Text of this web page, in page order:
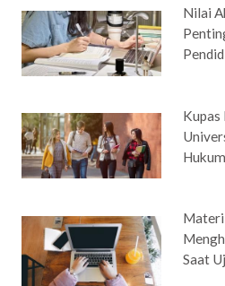
Nilai
Kupas
Hukum
Materi
Saat